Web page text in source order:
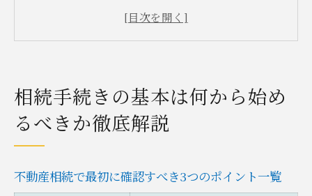
注意点
相続手続きの相談先を選ぶコツと専門家活
イント
相続手続きの基本は何から始め
るべきか徹底解説
不動産相続で最初に確認すべき3つのポイント一覧